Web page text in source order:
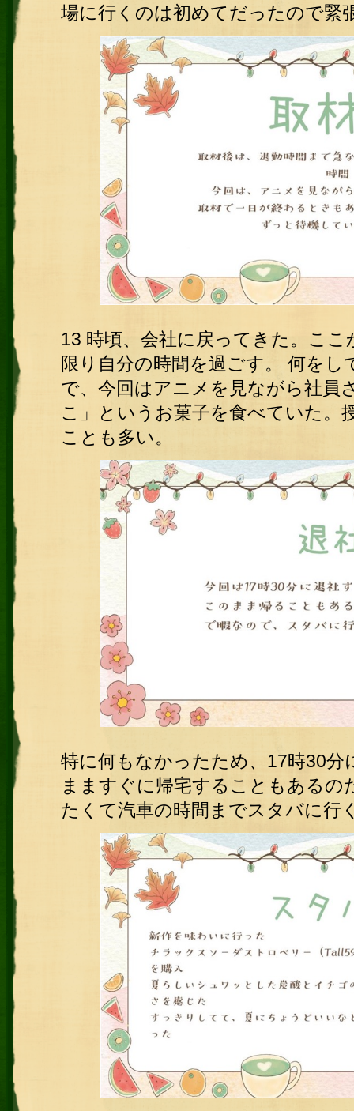
場に行くのは初めてだったので緊
13 時頃、会社に戻ってきた。こ
限り自分の時間を過ごす。 何を
で、今回はアニメを見ながら社員
こ」
というお菓子を食べていた。
ことも多い。
特に何もなかったため、17時30
まますぐに帰宅することもあるの
たくて汽車の時間までスタバに行